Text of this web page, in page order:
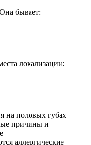
бывает:
локализации:
на половых губах
причины и
аллергические